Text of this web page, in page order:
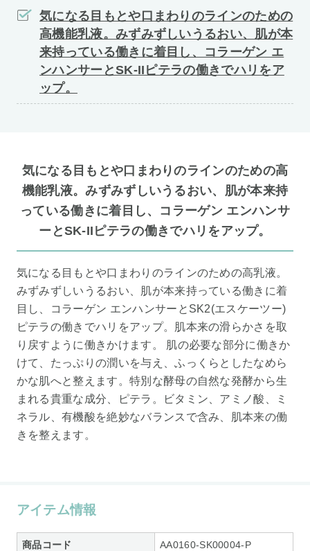
気になる目もとや口まわりのラインのための
高機能乳液。みずみずしいうるおい、肌が本
来持っている働きに着目し、コラーゲン エ
ンハンサーとSK-IIピテラの働きでハリをア
ップ。
気になる目もとや口まわりのラインのための高
機能乳液。みずみずしいうるおい、肌が本来持
っている働きに着目し、コラーゲン エンハンサ
ーとSK-IIピテラの働きでハリをアップ。
気になる目もとや口まわりのラインのための高乳液。
みずみずしいうるおい、肌が本来持っている働きに着
目し、コラーゲン エンハンサーとSK2(エスケーツー)
ピテラの働きでハリをアップ。肌本来の滑らかさを取
り戻すように働きかけます。 肌の必要な部分に働きか
けて、たっぷりの潤いを与え、ふっくらとしたなめら
かな肌へと整えます。特別な酵母の自然な発酵から生
まれる貴重な成分、ピテラ。ビタミン、アミノ酸、ミ
ネラル、有機酸を絶妙なバランスで含み、肌本来の働
きを整えます。
アイテム情報
商品コード AA0160-SK00004-P